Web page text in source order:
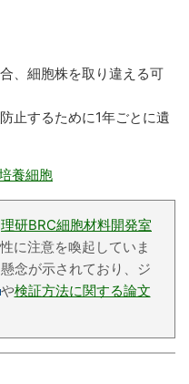
、細胞株を取り違える可
止するために1年ごとに遺
養細胞
理研BRC細胞材料開発室
に注意を喚起していま
念が示されており、ジ
や検証方法に関する論文